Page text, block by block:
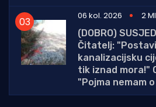
06 kol. 2026
2
(DOBRO)
Čitatelj:
kanalizacijsku
tik iznad mora!"
"Pojma nemam